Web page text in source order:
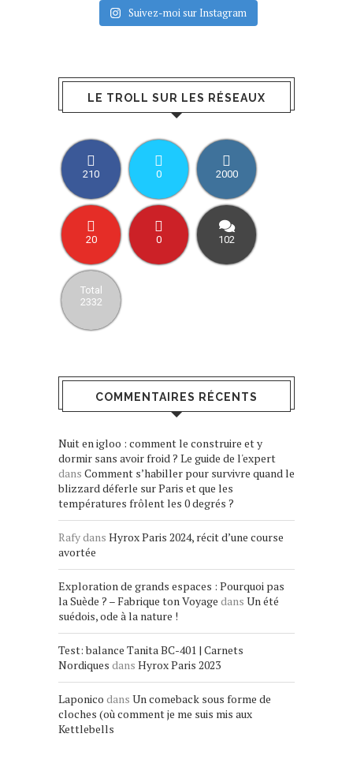
Suivez-moi sur Instagram
LE TROLL SUR LES RÉSEAUX
210 0 2000
20 0 102
Total
2332
COMMENTAIRES RÉCENTS
Nuit en igloo : comment le construire et y
dormir sans avoir froid ? Le guide de l'expert
dans Comment s’habiller pour survivre quand le
blizzard déferle sur Paris et que les
températures frôlent les 0 degrés ?
Rafydans Hyrox Paris 2024, récit d’une course
avortée
Exploration de grands espaces : Pourquoi pas
la Suède ? – Fabrique ton Voyage dans Un été
suédois, ode à la nature !
Test: balance Tanita BC-401 | Carnets
Nordiques dans Hyrox Paris 2023
Laponico dans Un comeback sous forme de
cloches (où comment je me suis mis aux
Kettlebells